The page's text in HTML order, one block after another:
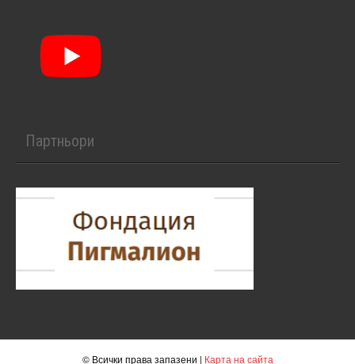
Партньори
© Всички права запазени | Карта на сайта